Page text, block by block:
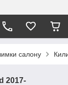
салону
2017-